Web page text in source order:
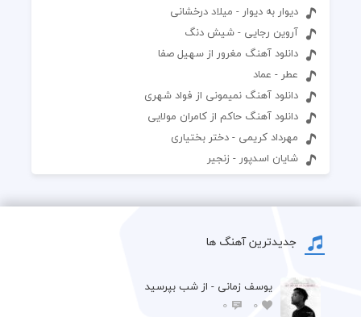
دیوار به دیوار - میلاد درخشانی
آروین رجایی - شیش دنگ
دانلود آهنگ مغرور از سهیل صفا
عطر - عماد
دانلود آهنگ نمیمونی از فواد شهری
دانلود آهنگ حاکم از کامران مولایی
مهرداد کریمی - دختر بختیاری
شایان اسدپور - زنجیر
جدیدترین آهنگ ها
یوسف زمانی - از شب بپرسید
0
0